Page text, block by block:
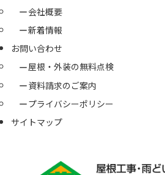
会社概要
新着情報
お問い合わせ
屋根・外装の無料点検
資料請求のご案内
プライバシーポリシー
サイトマップ